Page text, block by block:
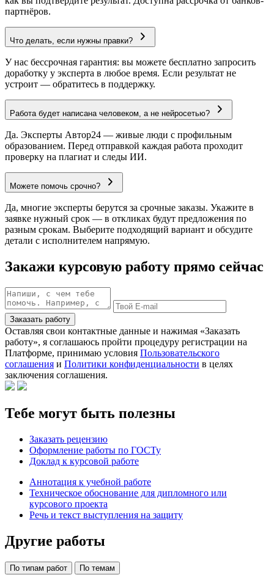
партнёров.
Что делать, если нужны правки?
У нас бессрочная гарантия: вы можете бесплатно запросить
доработку у эксперта в любое время. Если результат не
устроит — обратитесь в поддержку.
Работа будет написана человеком, а не нейросетью?
Да. Эксперты Автор24 — живые люди с профильным
образованием. Перед отправкой каждая работа проходит
проверку на плагиат и следы ИИ.
Можете помочь срочно?
Да, многие эксперты берутся за срочные заказы. Укажите в
заявке нужный срок — в откликах будут предложения по
разным срокам. Выберите подходящий вариант и обсудите
детали с исполнителем напрямую.
Закажи курсовую работу прямо сейчас
Заказать работу
Оставляя свои контактные данные и нажимая «Заказать
работу», я соглашаюсь пройти процедуру регистрации на
Платформе, принимаю условия Пользовательского
соглашения и Политики конфиденциальности в целях
заключения соглашения.
Тебе могут быть полезны
Заказать рецензию
Оформление работы по ГОСТу
Доклад к курсовой работе
Аннотация к учебной работе
Техническое обоснование для дипломного или
курсового проекта
Речь и текст выступления на защиту
Другие работы
По типам работ По темам